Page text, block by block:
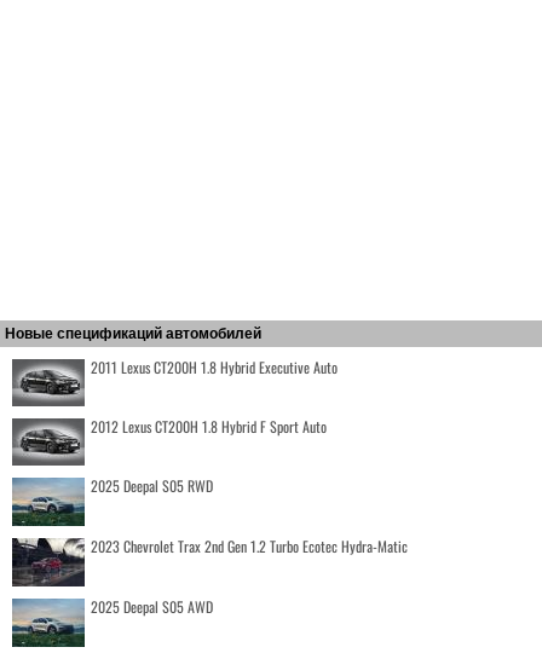
Новые спецификаций автомобилей
2011 Lexus CT200H 1.8 Hybrid Executive Auto
2012 Lexus CT200H 1.8 Hybrid F Sport Auto
2025 Deepal S05 RWD
2023 Chevrolet Trax 2nd Gen 1.2 Turbo Ecotec Hydra-Matic
2025 Deepal S05 AWD